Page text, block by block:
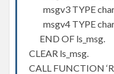
msgv3 TYPE
msgv4 TYPE
END OF ls_msg.
CLEAR ls_msg.
CALL FUNCTION